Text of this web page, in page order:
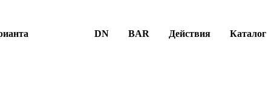
DN BAR Действия Каталог